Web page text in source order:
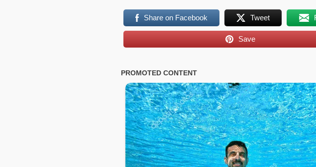
Share on Facebook Tweet
Save